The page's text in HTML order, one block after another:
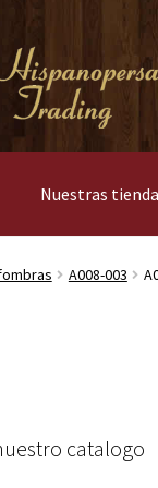
Nuestras
A008-003
catalogo